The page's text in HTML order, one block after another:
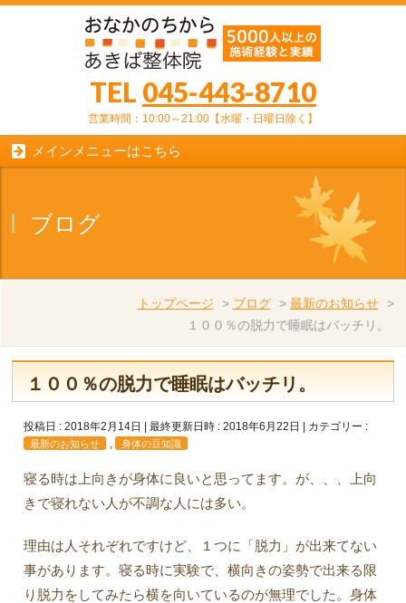
TEL 045-443-8710
営業時間：10:00～21:00【水曜・日曜日除く】
メインメニューはこちら
ブログ
トップページ > ブログ > 最新のお知らせ >
１００％の脱力で睡眠はバッチリ。
１００％の脱力で睡眠はバッチリ。
投稿日 : 2018年2月14日 最終更新日時 : 2018年6月22日 カテゴリー :
最新のお知らせ 身体の豆知識
寝る時は上向きが身体に良いと思ってます。が、、、上向
きで寝れない人が不調な人には多い。
理由は人それぞれですけど、１つに「脱力」が出来てない
事があります。寝る時に実験で、横向きの姿勢で出来る限
り脱力をしてみたら横を向いているのが無理でした。身体